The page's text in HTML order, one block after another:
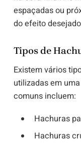
espaçadas ou
do efeito
Tipos de
Existem vários
utilizadas em
comuns incluem:
Hachuras
Hachuras